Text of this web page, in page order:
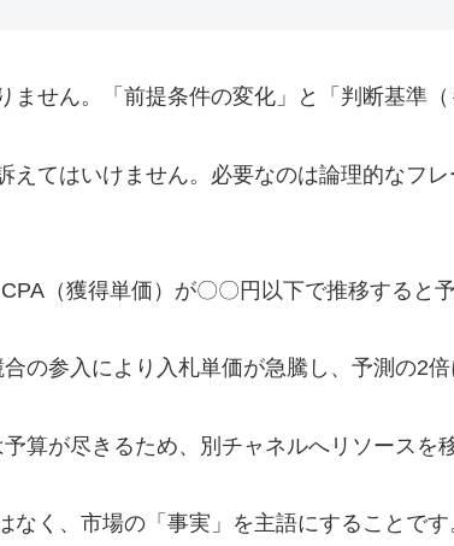
せん。「前提条件の変化」と「判断基準（
えてはいけません。必要なのは論理的なフ
（獲得単価）が〇〇円以下で推移すると予
の参入により入札単価が急騰し、予測の2倍
算が尽きるため、別チャネルへリソースを移
なく、市場の「事実」を主語にすることで